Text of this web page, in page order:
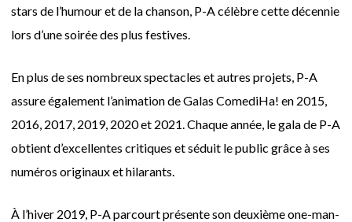
stars de l’humour et de la chanson, P-A célèbre cette décennie
lors d’une soirée des plus festives.
En plus de ses nombreux spectacles et autres projets, P-A
assure également l’animation de Galas ComediHa! en 2015,
2016, 2017, 2019, 2020 et 2021. Chaque année, le gala de P-A
obtient d’excellentes critiques et séduit le public grâce à ses
numéros originaux et hilarants.
À l’hiver 2019, P-A parcourt présente son deuxième one-man-